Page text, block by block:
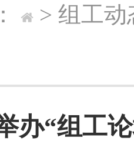
> 组工动
办“组工